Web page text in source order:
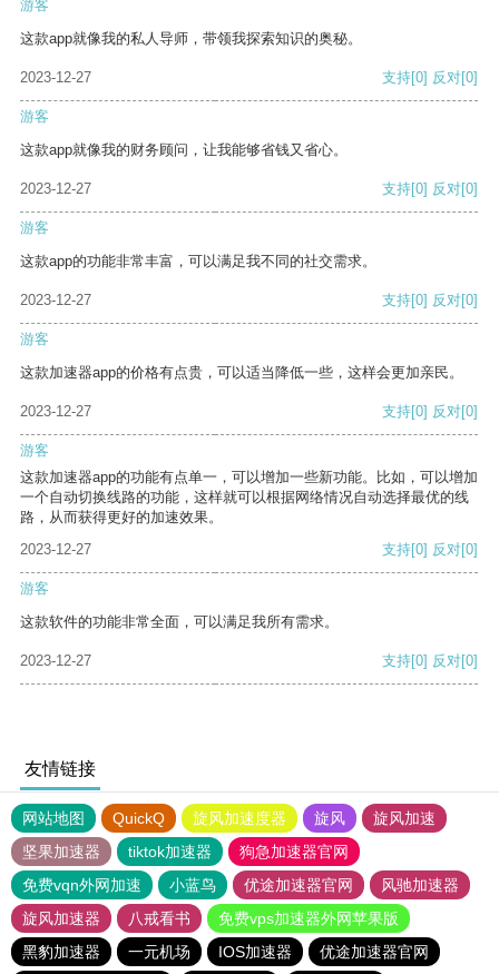
游客
这款app就像我的私人导师，带领我探索知识的奥秘。
2023-12-27 支持[0] 反对[0]
游客
这款app就像我的财务顾问，让我能够省钱又省心。
2023-12-27 支持[0] 反对[0]
游客
这款app的功能非常丰富，可以满足我不同的社交需求。
2023-12-27 支持[0] 反对[0]
游客
这款加速器app的价格有点贵，可以适当降低一些，这样会更加亲民。
2023-12-27 支持[0] 反对[0]
游客
这款加速器app的功能有点单一，可以增加一些新功能。比如，可以增加
一个自动切换线路的功能，这样就可以根据网络情况自动选择最优的线
路，从而获得更好的加速效果。
2023-12-27
支持[0] 反对[0]
游客
这款软件的功能非常全面，可以满足我所有需求。
2023-12-27 支持[0] 反对[0]
友情链接
网站地图 QuickQ 旋风加速度器 旋风
旋风加速
坚果加速器
tiktok加速器
狗急加速器官网
免费vqn外网加速
小蓝鸟 优途加速器官网
风驰加速器
旋风加速器
八戒看书
免费vps加速器外网苹果版
黑豹加速器
一元机场 IOS加速器 优途加速器官网